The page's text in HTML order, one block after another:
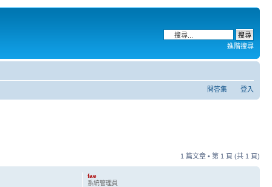
進階搜尋
問答集 登入
1 篇文章 • 第 1 頁 (共 1 頁)
fae
系統管理員